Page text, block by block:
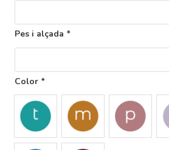
Pes i alçada *
Color *